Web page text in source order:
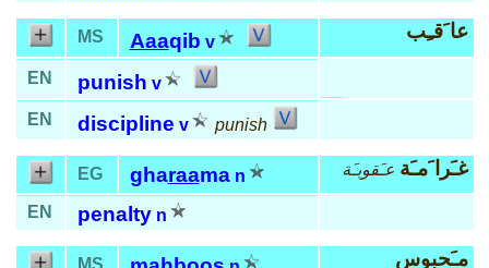
MS Aaaqib v عا َقـِب
EN punish v
EN
discipline v punish
EG gharaama n غـَرا َمـَة عـَقوبـَة
EN penalty n
مـَحبوس